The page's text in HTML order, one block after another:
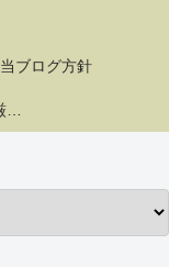
当ブログ方針
「一次情報」出典リスト厳選10選